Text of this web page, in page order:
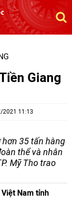
Giang
2021 11:13
hơn 35 tấn hàng
thể và nhân
Mỹ Tho trao
Nam tỉnh